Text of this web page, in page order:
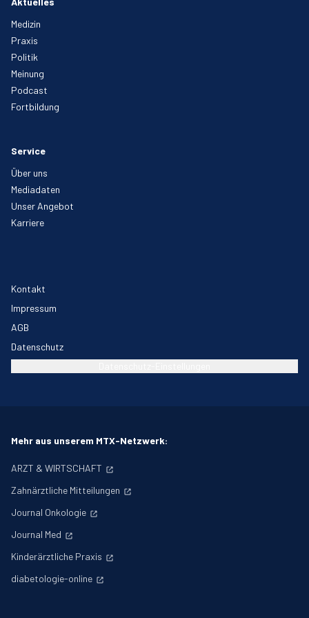
Medizin
Praxis
Politik
Meinung
Podcast
Fortbildung
Service
Über uns
Mediadaten
Unser Angebot
Karriere
Kontakt
Impressum
AGB
Datenschutz
Mehr aus unserem MTX-Netzwerk:
ARZT & WIRTSCHAFT
Zahnärztliche Mitteilungen
Journal Onkologie
Journal Med
Kinderärztliche Praxis
diabetologie-online